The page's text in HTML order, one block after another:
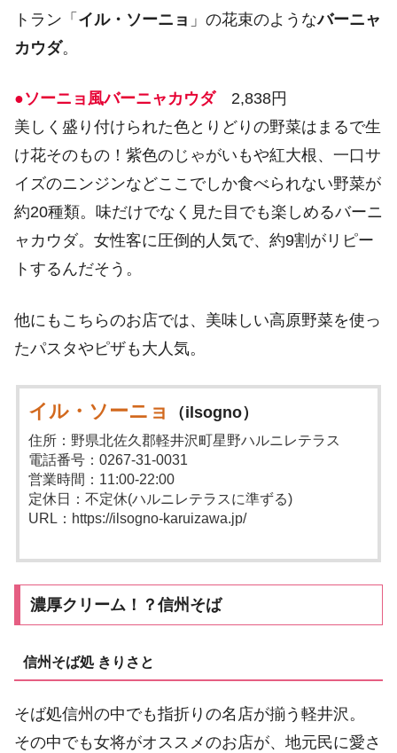
トラン「 イル・ソーニョ 」の花束のようなバーニャ
カウダ。
●ソーニョ風バーニャカウダ2,838円
美しく盛り付けられた色とりどりの野菜はまるで生
け花そのもの！紫色のじゃがいもや紅大根、一口サ
イズのニンジンなどここでしか食べられない野菜が
約20種類。味だけでなく見た目でも楽しめるバーニ
ャカウダ。女性客に圧倒的人気で、約9割がリピー
トするんだそう。
他にもこちらのお店では、美味しい高原野菜を使っ
たパスタやピザも大人気。
イル・ソーニョ （ilsogno）
住所：野県北佐久郡軽井沢町星野ハルニレテラス
電話番号：0267-31-0031
営業時間：11:00-22:00
定休日：不定休(ハルニレテラスに準ずる)
URL：https://ilsogno-karuizawa.jp/
濃厚クリーム！？信州そば
信州そば処 きりさと
そば処信州の中でも指折りの名店が揃う軽井沢。
その中でも女将がオススメのお店が、地元民に愛さ